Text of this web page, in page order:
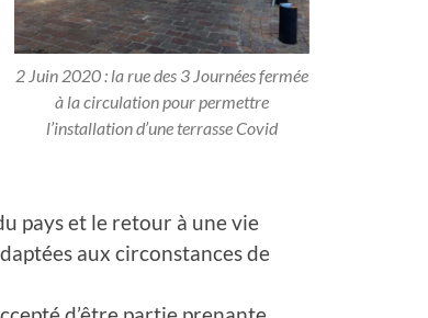
2 Juin 2020 : la rue des 3 Journées fermée
à la circulation pour permettre
l’installation d’une terrasse Covid
pays et le retour à une vie
aux circonstances de